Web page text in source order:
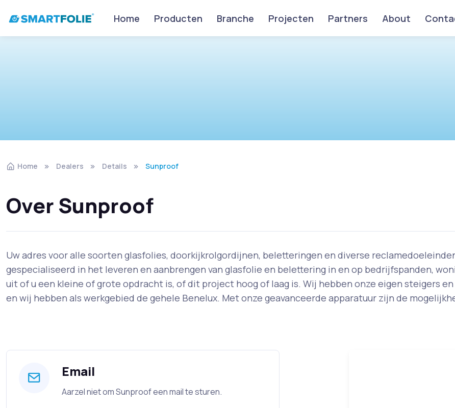
Home Producten Branche Projecten Partners About
Home Dealers Details Sunproof
Over Sunproof
Uw adres voor alle soorten glasfolies, doorkijkrolgordijnen, beletteringen en diverse
gespecialiseerd in het leveren en aanbrengen van glasfolie en belettering in en op bedrijfspanden,
uit of u een kleine of grote opdracht is, of dit project hoog of laag is. Wij hebben onze eigen steigers
en wij hebben als werkgebied de gehele Benelux. Met onze geavanceerde apparatuur zijn de
Email
Aarzel niet om Sunproof een mail te sturen.